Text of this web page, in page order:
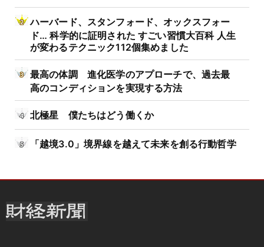
ハーバード、スタンフォード、オックスフォー
ド… 科学的に証明された すごい習慣大百科 人生
が変わるテクニック112個集めました
最高の体調 進化医学のアプローチで、過去最
高のコンディションを実現する方法
北極星 僕たちはどう働くか
「越境3.0」境界線を越えて未来を創る行動哲学